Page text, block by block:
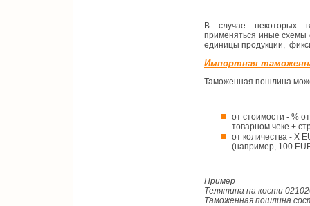
В случае некоторых
применяться иные схемы
единицы продукции,
Импортная
Таможенная пошлина
от стоимости - %
товарном чеке +
от количества - X
(например, 100
Пример
Телятина на кости
Таможенная пошлина